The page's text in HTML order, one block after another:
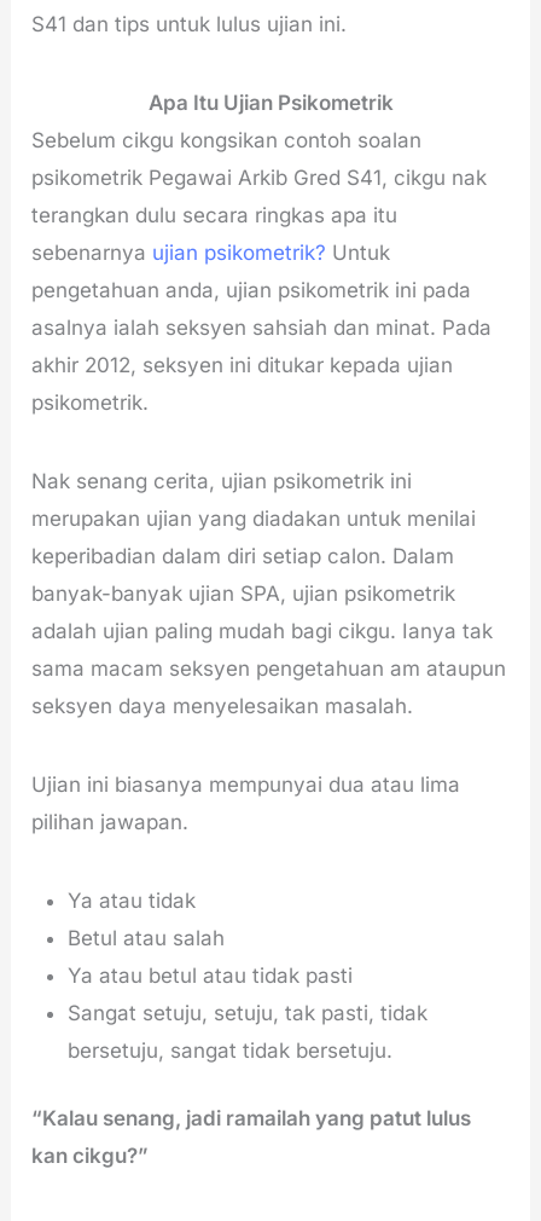
S41 dan tips untuk lulus ujian ini.
Apa Itu Ujian Psikometrik
Sebelum cikgu kongsikan contoh soalan
psikometrik Pegawai Arkib Gred S41, cikgu nak
terangkan dulu secara ringkas apa itu
sebenarnya ujian psikometrik? Untuk
pengetahuan anda, ujian psikometrik ini pada
asalnya ialah seksyen sahsiah dan minat. Pada
akhir 2012, seksyen ini ditukar kepada ujian
psikometrik.
Nak senang cerita, ujian psikometrik ini
merupakan ujian yang diadakan untuk menilai
keperibadian dalam diri setiap calon. Dalam
banyak-banyak ujian SPA, ujian psikometrik
adalah ujian paling mudah bagi cikgu. Ianya tak
sama macam seksyen pengetahuan am ataupun
seksyen daya menyelesaikan masalah.
Ujian ini biasanya mempunyai dua atau lima
pilihan jawapan.
Ya atau tidak
Betul atau salah
Ya atau betul atau tidak pasti
Sangat setuju, setuju, tak pasti, tidak
bersetuju, sangat tidak bersetuju.
“Kalau senang, jadi ramailah yang patut lulus
kan cikgu?”